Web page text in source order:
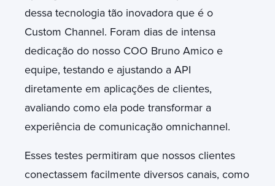
dessa tecnologia tão inovadora que é o
Custom Channel. Foram dias de intensa
dedicação do nosso COO Bruno Amico e
equipe, testando e ajustando a API
diretamente em aplicações de clientes,
avaliando como ela pode transformar a
experiência de comunicação omnichannel.
Esses testes permitiram que nossos clientes
conectassem facilmente diversos canais, como